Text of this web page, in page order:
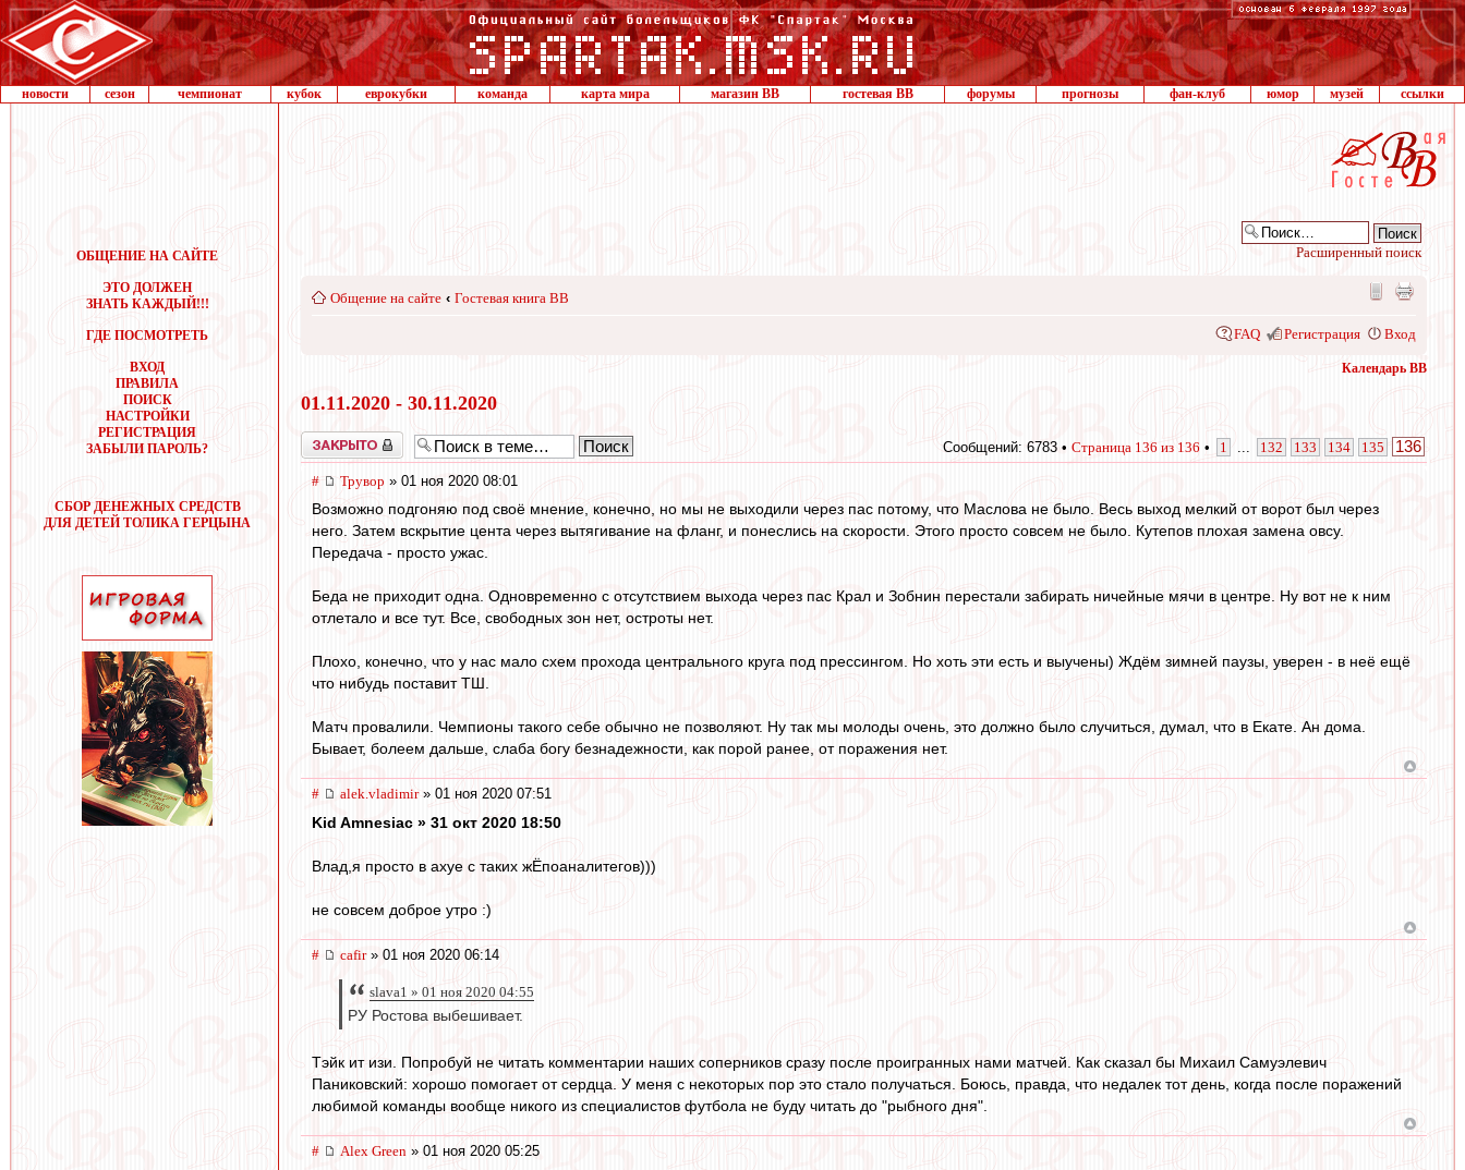
новости сезон чемпионат кубок еврокубки команда карта мира магазин ВВ гостевая ВВ форумы прогнозы фан-клуб юмор музей ссылки
ОБЩЕНИЕ НА САЙТЕ
ЭТО ДОЛЖЕН
ЗНАТЬ КАЖДЫЙ!!!
ГДЕ ПОСМОТРЕТЬ
ВХОД
ПРАВИЛА
ПОИСК
НАСТРОЙКИ
РЕГИСТРАЦИЯ
ЗАБЫЛИ ПАРОЛЬ?
СБОР ДЕНЕЖНЫХ СРЕДСТВ
ДЛЯ ДЕТЕЙ ТОЛИКА ГЕРЦЫНА
Расширенный поиск
Общение на сайте ‹ Гостевая книга ВВ
FAQ Регистрация Вход
Календарь ВВ
01.11.2020 - 30.11.2020
Закрыто Сообщений: 6783 • Страница 136 из 136 • 1 132 133 134 135 136
# Трувор » 01 ноя 2020 08:01
Возможно подгоняю под своё мнение, конечно, но мы не выходили через пас потому, что Маслова не было. Весь выход мелкий от ворот был через
него. Затем вскрытие цента через вытягивание на фланг, и понеслись на скорости. Этого просто совсем не было. Кутепов плохая замена овсу.
Передача - просто ужас.
Беда не приходит одна. Одновременно с отсутствием выхода через пас Крал и Зобнин перестали забирать ничейные мячи в центре. Ну вот не к ним
отлетало и все тут. Все, свободных зон нет, остроты нет.
Плохо, конечно, что у нас мало схем прохода центрального круга под прессингом. Но хоть эти есть и выучены) Ждём зимней паузы, уверен - в неё ещё
что нибудь поставит ТШ.
Матч провалили. Чемпионы такого себе обычно не позволяют. Ну так мы молоды очень, это должно было случиться, думал, что в Екате. Ан дома.
Бывает, болеем дальше, слаба богу безнадежности, как порой ранее, от поражения нет.
# alek.vladimir» 01 ноя 2020 07:51
Kid Amnesiac » 31 окт 2020 18:50
Влад,я просто в ахуе с таких жЁпоаналитегов)))
не совсем доброе утро :)
# cafir» 01 ноя 2020 06:14
slava1 » 01 ноя 2020 04:55
РУ Ростова выбешивает.
Тэйк ит изи. Попробуй не читать комментарии наших соперников сразу после проигранных нами матчей. Как сказал бы Михаил Самуэлевич
Паниковский: хорошо помогает от сердца. У меня с некоторых пор это стало получаться. Боюсь, правда, что недалек тот день, когда после поражений
любимой команды вообще никого из специалистов футбола не буду читать до "рыбного дня".
# Alex Green » 01 ноя 2020 05:25